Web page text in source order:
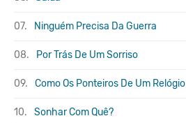
07. Ninguém Precisa Da Guerra
08. Por Trás De Um Sorriso
09. Como Os Ponteiros De Um Relógio
10. Sonhar Com Quê?